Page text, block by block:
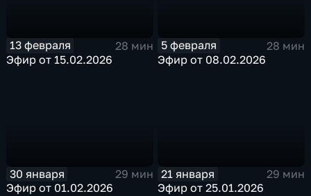
13 февраля
28 мин
Эфир от 15.02.2026
5 февраля
28 мин
Эфир от 08.02.2026
30 января
29 мин
Эфир от 01.02.2026
21 января
29 мин
Эфир от 25.01.2026